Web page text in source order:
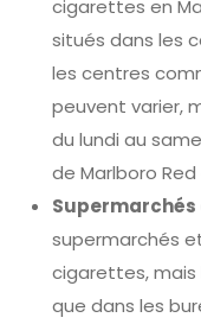
cigarettes en
situés dans les
les centres
peuvent varier,
du lundi au
de Marlboro Red
Supermarchés
supermarchés
cigarettes,
que dans les